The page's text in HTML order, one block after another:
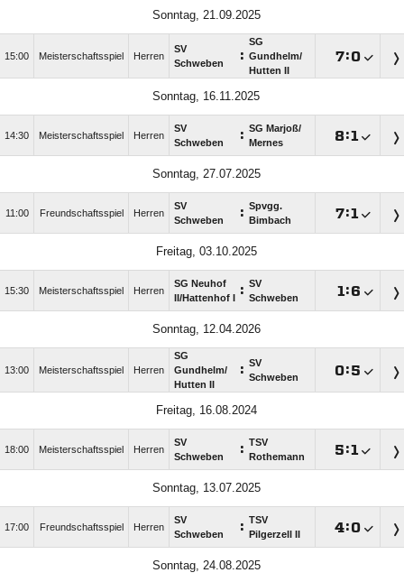
Sonntag, 21.09.2025
15:00 Meisterschaftsspiel Herren
SV
Schweben
:
SG
Gundhelm/​
Hutten II
:
Sonntag, 16.11.2025
14:30 Meisterschaftsspiel Herren
SV
Schweben
: SG Marjoß/​
Mernes
:
Sonntag, 27.07.2025
11:00 Freundschaftsspiel Herren
SV
Schweben
: Spvgg.
Bimbach
:
Freitag, 03.10.2025
15:30 Meisterschaftsspiel Herren
SG Neuhof
II/​Hattenhof I
: SV
Schweben
:
Sonntag, 12.04.2026
13:00 Meisterschaftsspiel Herren
SG
Gundhelm/​
Hutten II
: SV
Schweben
:
Freitag, 16.08.2024
18:00 Meisterschaftsspiel Herren
SV
Schweben
: TSV
Rothemann
:
Sonntag, 13.07.2025
17:00 Freundschaftsspiel Herren
SV
Schweben
: TSV
Pilgerzell II
:
Sonntag, 24.08.2025